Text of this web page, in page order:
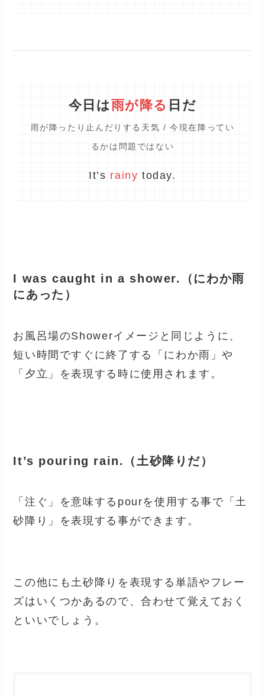
今日は雨が降る 日だ
雨が降ったり止んだりする天気 / 今現在降ってい
るかは問題ではない
It’s rainy today.
I was caught in a shower.（にわか雨
にあった）
お風呂場のShowerイメージと同じように、
短い時間ですぐに終了する「にわか雨」や
「夕立」を表現する時に使用されます。
It’s pouring rain.（土砂降りだ）
「注ぐ」を意味するpourを使用する事で「土
砂降り」を表現する事ができます。
この他にも土砂降りを表現する単語やフレー
ズはいくつかあるので、合わせて覚えておく
といいでしょう。